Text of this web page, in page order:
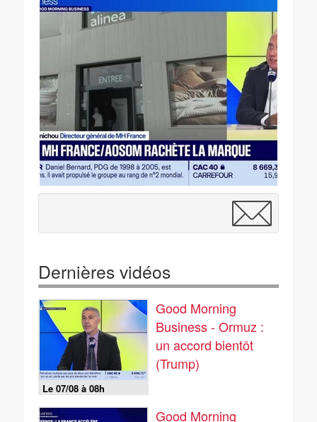
Dernières vidéos
Le 07/08 à 08h
Good Morning
Business - Ormuz :
un accord bientôt
(Trump)
Good Morning